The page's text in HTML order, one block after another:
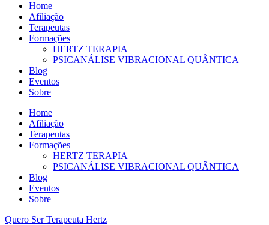
Home
Afiliação
Terapeutas
Formações
HERTZ TERAPIA
PSICANÁLISE VIBRACIONAL QUÂNTICA
Blog
Eventos
Sobre
Home
Afiliação
Terapeutas
Formações
HERTZ TERAPIA
PSICANÁLISE VIBRACIONAL QUÂNTICA
Blog
Eventos
Sobre
Quero Ser Terapeuta Hertz